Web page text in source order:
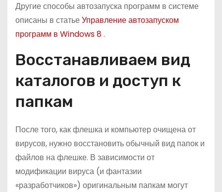
Другие способы автозапуска программ в системе
описаны в статьеУправление автозапуском
программ в Windows 8.
Восстанавливаем вид
каталогов и доступ к
папкам
После того, как флешка и компьютер очищена от
вирусов, нужно восстановить обычный вид папок и
файлов на флешке. В зависимости от
модификации вируса (и фантазии
«разработчиков») оригинальным папкам могут